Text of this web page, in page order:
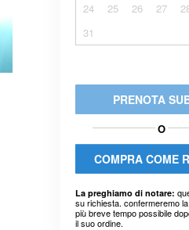
24
25 26 27
31
PRENOTA
O
COMPRA COME
La preghiamo di notare:
su richiesta. confermeremo
più breve tempo possibile
il suo ordine.